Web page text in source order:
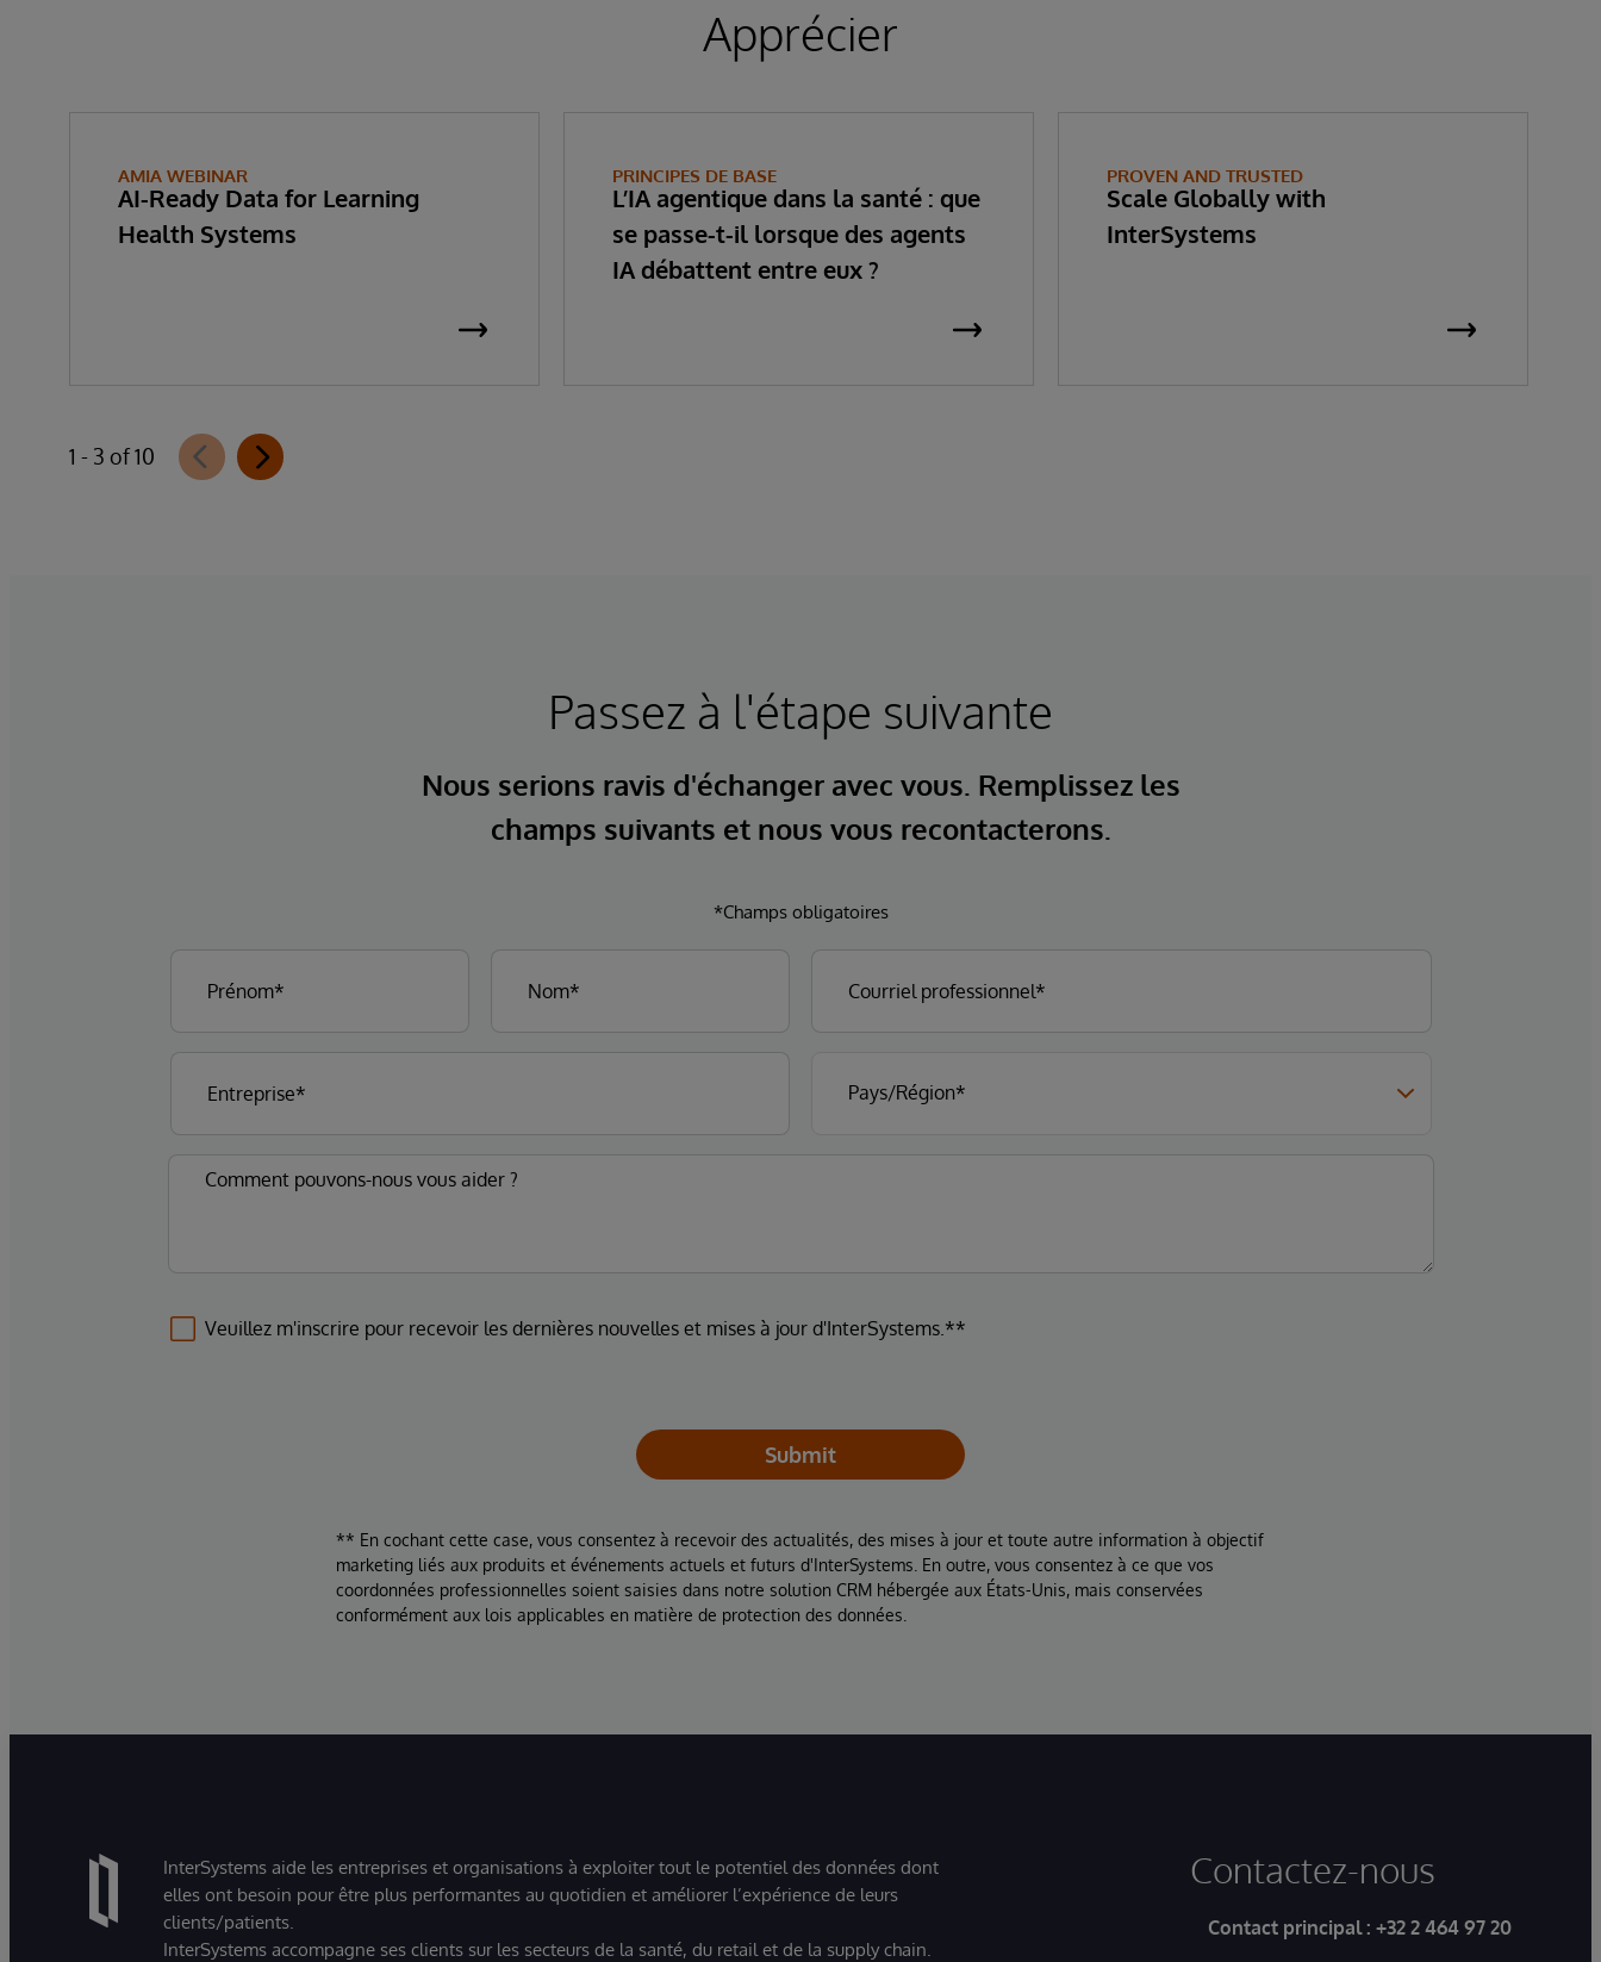
Apprécier
AMIA WEBINAR
AI-Ready Data for Learning
Health Systems
PRINCIPES DE BASE
L’IA agentique dans la santé : que
se passe-t-il lorsque des agents
IA débattent entre eux ?
PROVEN AND TRUSTED
Scale Globally with
InterSystems
1 - 3 of 10
Passez à l'étape suivante
Nous serions ravis d'échanger avec vous. Remplissez les
champs suivants et nous vous recontacterons.
*Champs obligatoires
Veuillez m'inscrire pour recevoir les dernières nouvelles et mises à jour d'InterSystems.**
Submit
** En cochant cette case, vous consentez à recevoir des actualités, des mises à jour et toute autre information à objectif
marketing liés aux produits et événements actuels et futurs d'InterSystems. En outre, vous consentez à ce que vos
coordonnées professionnelles soient saisies dans notre solution CRM hébergée aux États-Unis, mais conservées
conformément aux lois applicables en matière de protection des données.
InterSystems aide les entreprises et organisations à exploiter tout le potentiel des données dont
elles ont besoin pour être plus performantes au quotidien et améliorer l’expérience de leurs
clients/patients.
InterSystems accompagne ses clients sur les secteurs de la santé, du retail et de la supply chain.
Contactez-nous
Contact principal : +32 2 464 97 20